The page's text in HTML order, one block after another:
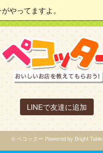
やってますよ。
LINEで友達に追加
© ペコッター Powered by Bright Table